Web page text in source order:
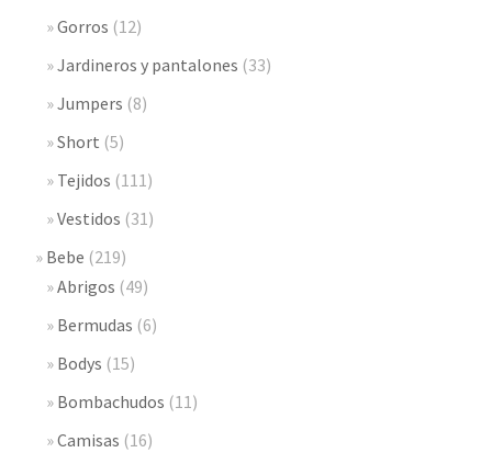
Gorros (12)
Jardineros y pantalones (33)
Jumpers (8)
Short (5)
Tejidos (111)
Vestidos (31)
Bebe (219)
Abrigos (49)
Bermudas (6)
Bodys (15)
Bombachudos (11)
Camisas (16)